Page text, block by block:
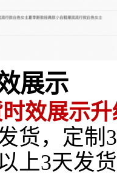
展示
效展示
货，定制
上3天发货